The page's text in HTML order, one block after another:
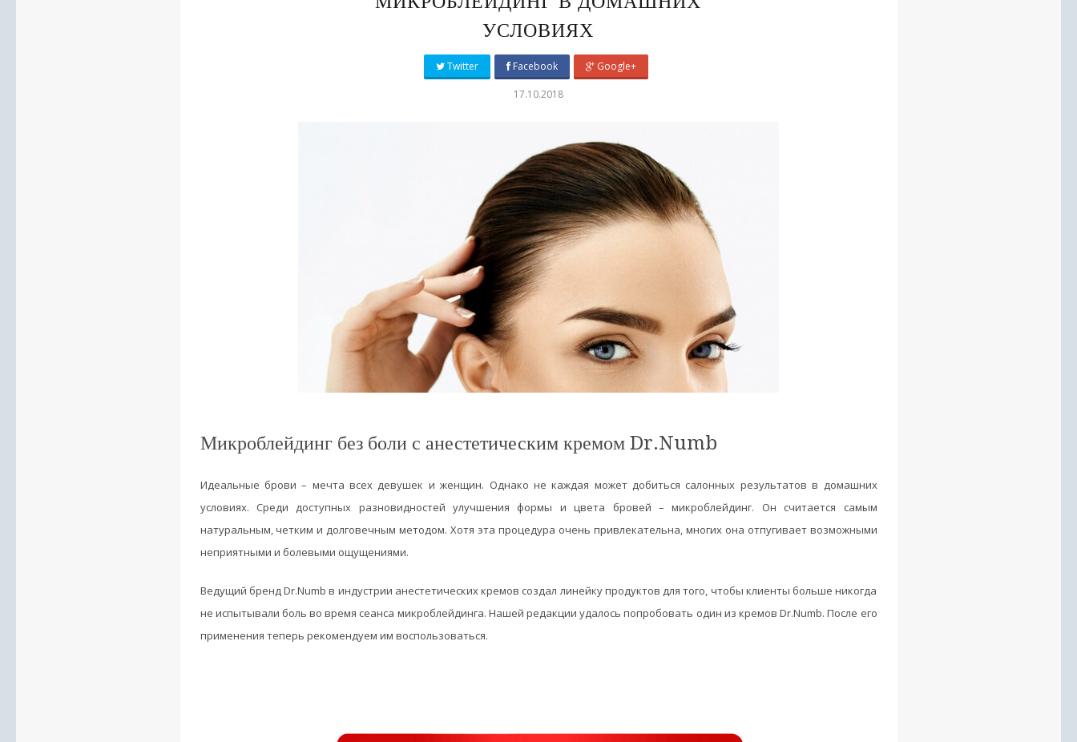
УСЛОВИЯХ
Twitter Facebook Google+
17.10.2018
Микроблейдинг без боли с анестетическим кремом Dr.Numb
Идеальные брови – мечта всех девушек и женщин. Однако не каждая может добиться салонных результатов в домашних
условиях. Среди доступных разновидностей улучшения формы и цвета бровей – микроблейдинг. Он считается самым
натуральным, четким и долговечным методом. Хотя эта процедура очень привлекательна, многих она отпугивает возможными
неприятными и болевыми ощущениями.
Ведущий бренд Dr.Numb в индустрии анестетических кремов создал линейку продуктов для того, чтобы клиенты больше никогда
не испытывали боль во время сеанса микроблейдинга. Нашей редакции удалось попробовать один из кремов Dr.Numb. После его
применения теперь рекомендуем им воспользоваться.